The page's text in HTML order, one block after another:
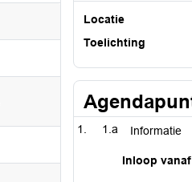
Locatie
Toelichting
1.a Informatie
Inloop